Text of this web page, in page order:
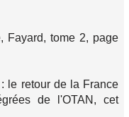
Fayard, tome 2, page
le retour de la France
de l'OTAN, cet